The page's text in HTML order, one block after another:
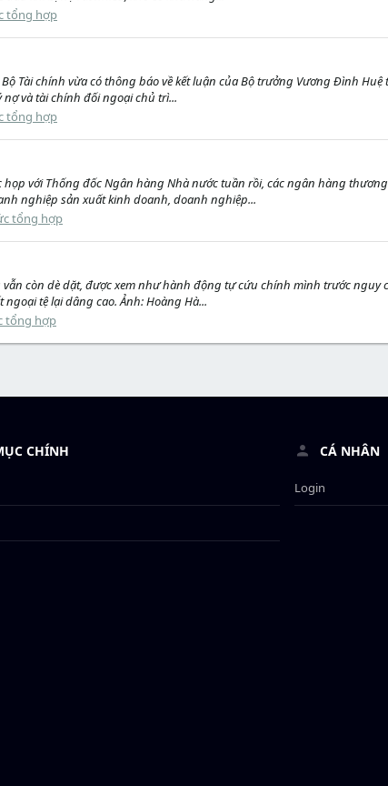
tổng hợp
Tài chính vừa có thông báo về kết luận của Bộ trưởng Vương Đình
và tài chính đối ngoại chủ trì...
tổng hợp
với Thống đốc Ngân hàng Nhà nước tuần rồi, các ngân hàng
nghiệp sản xuất kinh doanh, doanh nghiệp...
tổng hợp
còn dè dặt, được xem như hành động tự cứu chính mình trước nguy
tệ lại dâng cao. Ảnh: Hoàng Hà...
tổng hợp
CHÍNH CÁ NHÂN
Login